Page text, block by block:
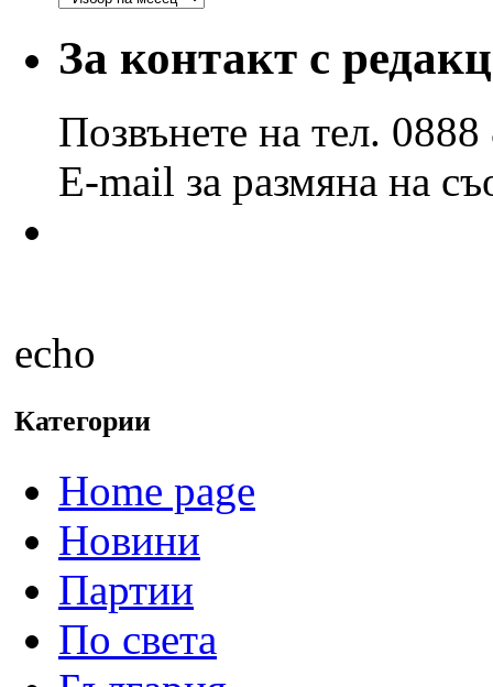
и
месеци
За контакт с
Позвънете на тел.
E-mail за размяна на
echo
Категории
Home page
Новини
Партии
По света